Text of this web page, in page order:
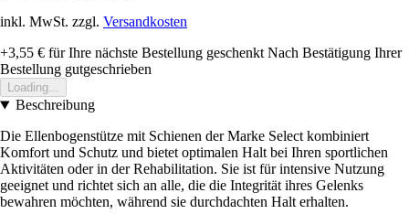
inkl. MwSt. zzgl. Versandkosten
+3,55 € für Ihre nächste Bestellung geschenkt Nach Bestätigung Ihrer
Bestellung gutgeschrieben
Loading...
Beschreibung
Die Ellenbogenstütze mit Schienen der Marke Select kombiniert
Komfort und Schutz und bietet optimalen Halt bei Ihren sportlichen
Aktivitäten oder in der Rehabilitation. Sie ist für intensive Nutzung
geeignet und richtet sich an alle, die die Integrität ihres Gelenks
bewahren möchten, während sie durchdachten Halt erhalten.